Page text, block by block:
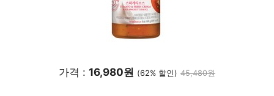
가격 : 16,980원 (62% 할인) 45,480원